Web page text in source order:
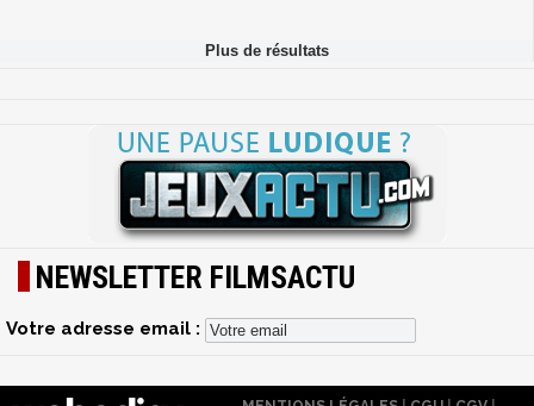
NEWSLETTER FILMSACTU
Votre adresse email :